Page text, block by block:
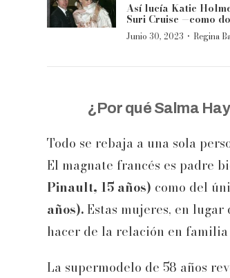
Así lucía Katie
Suri Cruise —como
Junio 30, 2023 · Regina
¿Por qué Salma
Todo se rebaja a una sola
El magnate francés es padre
Pinault, 15 años) como del
años).Estas mujeres, en
hacer de la relación en
La supermodelo de 58 años